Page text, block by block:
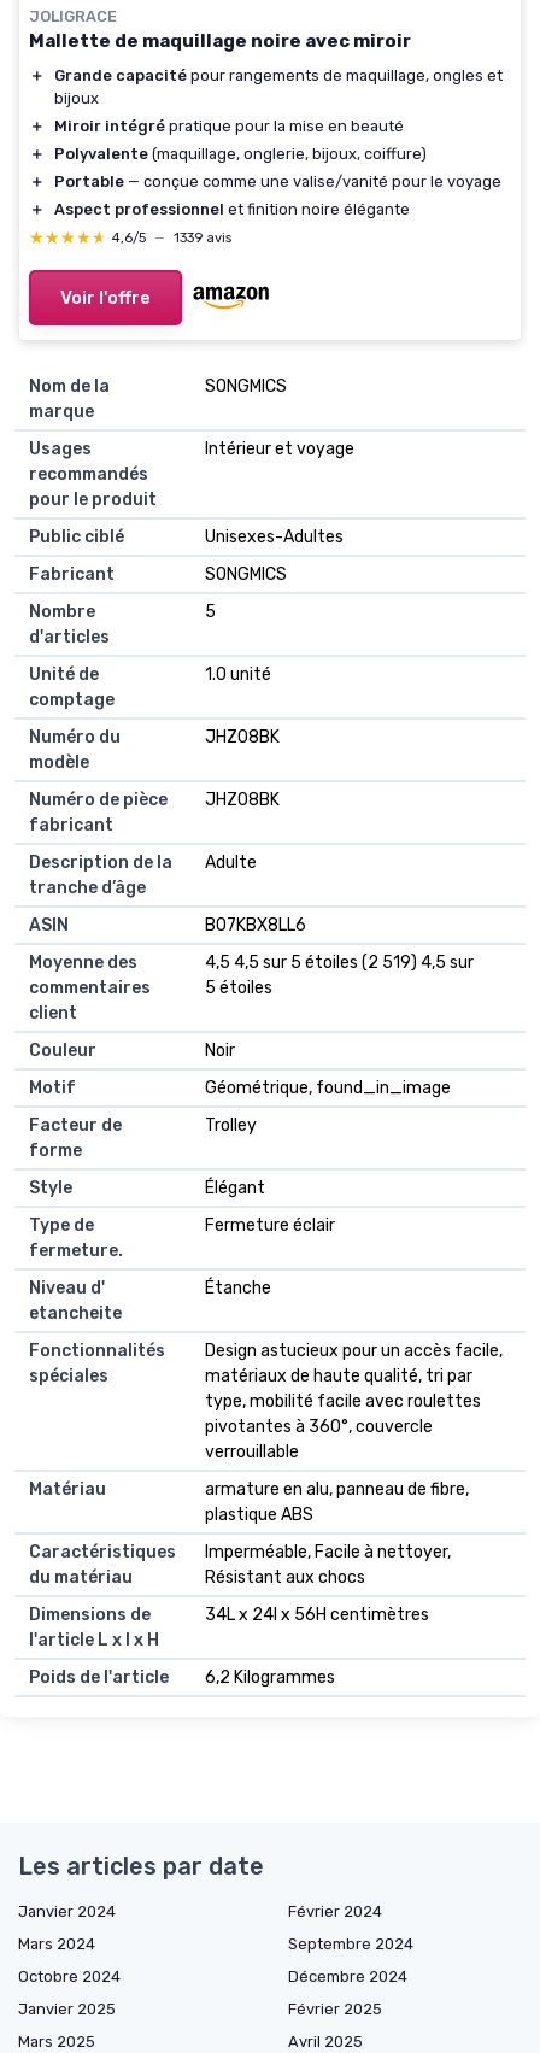
JOLIGRACE
Mallette de maquillage noire avec miroir
＋ Grande capacité pour rangements de maquillage, ongles et
bijoux
＋
Miroir intégré pratique pour la mise en beauté
＋
Polyvalente (maquillage, onglerie, bijoux, coiffure)
＋
Portable — conçue comme une valise/vanité pour le voyage
＋
Aspect professionnel et finition noire élégante
★★★★★
★★★★★ 4,6/5 — 1339 avis
Voir l'offre
Nom de la
marque
SONGMICS
Usages
recommandés
pour le produit
Intérieur et voyage
Public ciblé
Unisexes-Adultes
Fabricant
SONGMICS
Nombre
d'articles
5
Unité de
comptage
1.0 unité
Numéro du
modèle
JHZ08BK
Numéro de pièce
fabricant
JHZ08BK
Description de la
tranche d’âge
Adulte
ASIN
B07KBX8LL6
Moyenne des
commentaires
client
4,5 4,5 sur 5 étoiles (2 519) 4,5 sur
5 étoiles
Couleur
Noir
Motif
Géométrique, found_in_image
Facteur de
forme
Trolley
Style
Élégant
Type de
fermeture.
Fermeture éclair
Niveau d'
etancheite
Étanche
Fonctionnalités
spéciales
Design astucieux pour un accès facile,
matériaux de haute qualité, tri par
type, mobilité facile avec roulettes
pivotantes à 360°, couvercle
verrouillable
Matériau
armature en alu, panneau de fibre,
plastique ABS
Caractéristiques
du matériau
Imperméable, Facile à nettoyer,
Résistant aux chocs
Dimensions de
l'article L x l x H
34L x 24l x 56H centimètres
Poids de l'article 6,2 Kilogrammes
Les articles par date
Janvier 2024
Février 2024
Mars 2024
Septembre 2024
Octobre 2024
Décembre 2024
Janvier 2025
Février 2025
Mars 2025
Avril 2025